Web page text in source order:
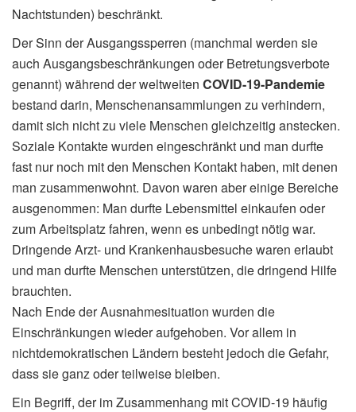
Nachtstunden) beschränkt.
Der Sinn der Ausgangssperren (manchmal werden sie
auch Ausgangsbeschränkungen oder Betretungsverbote
genannt) während der weltweiten COVID-19-Pandemie
bestand darin, Menschenansammlungen zu verhindern,
damit sich nicht zu viele Menschen gleichzeitig anstecken.
Soziale Kontakte wurden eingeschränkt und man durfte
fast nur noch mit den Menschen Kontakt haben, mit denen
man zusammenwohnt. Davon waren aber einige Bereiche
ausgenommen: Man durfte Lebensmittel einkaufen oder
zum Arbeitsplatz fahren, wenn es unbedingt nötig war.
Dringende Arzt- und Krankenhausbesuche waren erlaubt
und man durfte Menschen unterstützen, die dringend Hilfe
brauchten.
Nach Ende der Ausnahmesituation wurden die
Einschränkungen wieder aufgehoben. Vor allem in
nichtdemokratischen Ländern besteht jedoch die Gefahr,
dass sie ganz oder teilweise bleiben.
Ein Begriff, der im Zusammenhang mit COVID-19 häufig